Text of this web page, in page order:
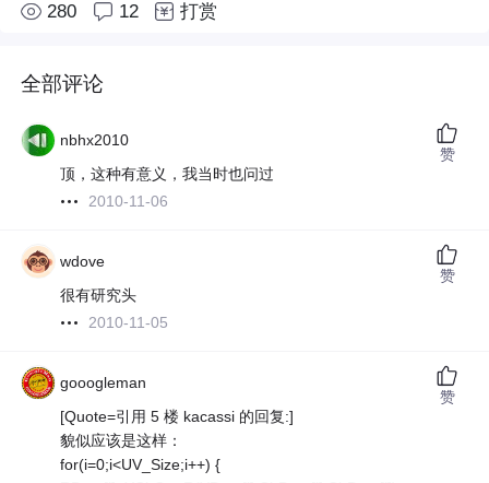
280 12 打赏
全部评论
nbhx2010
顶，这种有意义，我当时也问过
2010-11-06
赞
wdove
很有研究头
2010-11-05
赞
gooogleman
[Quote=引用 5 楼 kacassi 的回复:]
貌似应该是这样：
for(i=0;i<UV_Size;i++) {
赞